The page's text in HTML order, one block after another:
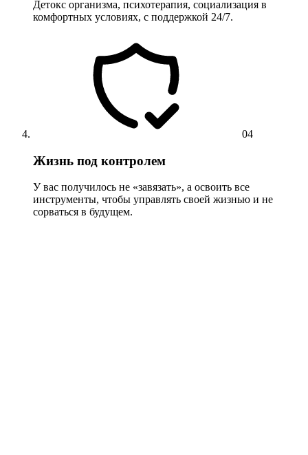
Детокс организма, психотерапия, социализация в
комфортных условиях, с поддержкой 24/7.
04
Жизнь под контролем
У вас получилось не «завязать», а освоить все
инструменты, чтобы управлять своей жизнью и не
сорваться в будущем.